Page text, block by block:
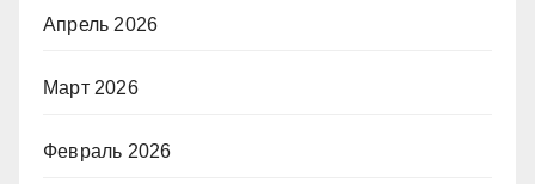
Апрель 2026
Март 2026
Февраль 2026